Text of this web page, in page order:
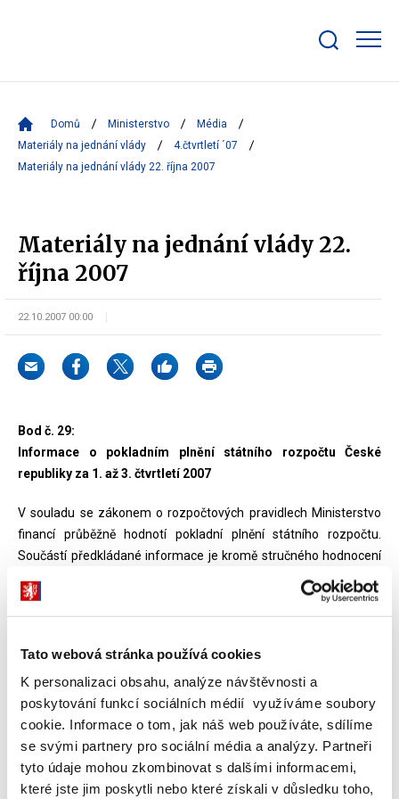
Tato webová stránka používá cookies
K personalizaci obsahu, analýze návštěvnosti a
poskytování funkcí sociálních médií využíváme soubory
cookie. Informace o tom, jak náš web používáte, sdílíme
se svými partnery pro sociální média a analýzy. Partneři
tyto údaje mohou zkombinovat s dalšími informacemi,
které jste jim poskytli nebo které získali v důsledku toho,
bar
Domů Ministerstvo
Média
Materiály na jednání vlády
4.čtvrtletí ´07
Materiály na jednání vlády 22. října 2007
Materiály na jednání vlády 22.
října 2007
22.10.2007 00:00
Bod č. 29:
Informace o pokladním plnění státního rozpočtu České
republiky za 1. až 3. čtvrtletí 2007
V souladu se zákonem o rozpočtových pravidlech Ministerstvo
financí průběžně hodnotí pokladní plnění státního rozpočtu.
Součástí předkládané informace je kromě stručného hodnocení
příjmů a výdajů rozpočtu i zpráva o řízení státního dluhu a
situační zpráva o státní pokladně.
pouze výsledky pokladního plnění státního rozpočtu (tj. podle
stavu na účtech státního rozpočtu vedených u ČNB), které se
mohou zejména ve své struktuře lišit od údajů finančních a
účetních výkazů kapitol, které jsou zpracovány a předkládány v
pozdějších termínech.
Z údajů o pokladním plnění státního rozpočtu vykázaných ČNB v